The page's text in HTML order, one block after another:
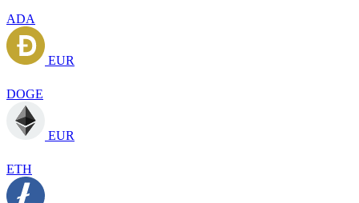
ADA
EUR
DOGE
EUR
ETH